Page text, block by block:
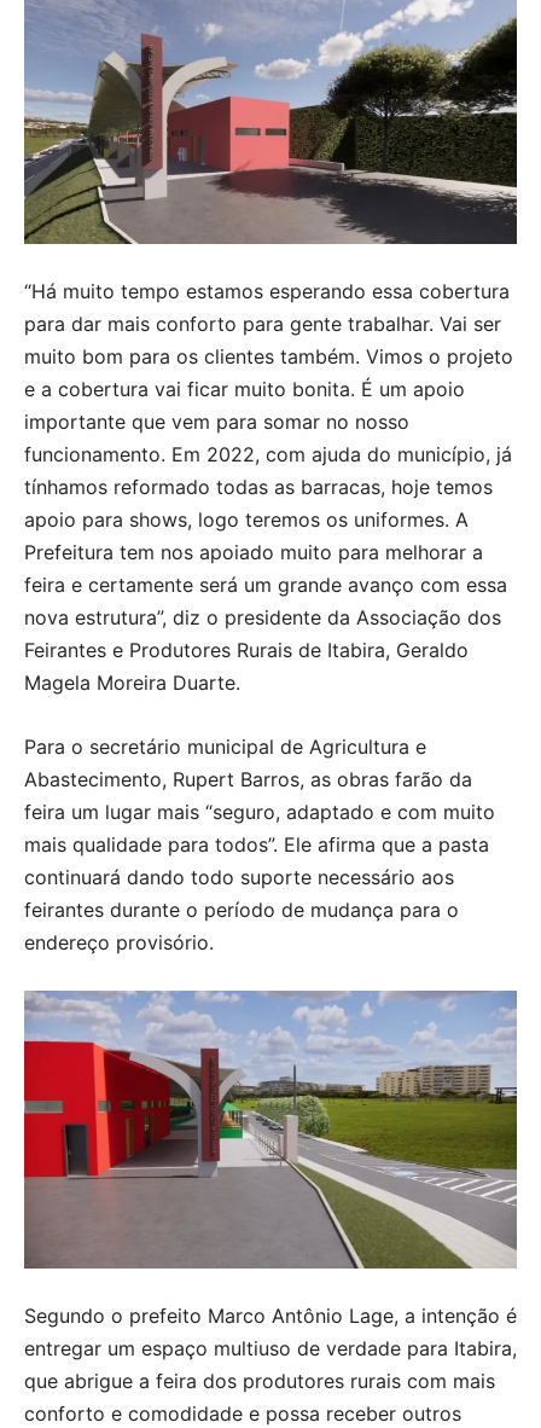
“Há muito tempo estamos esperando essa cobertura
para dar mais conforto para gente trabalhar. Vai ser
muito bom para os clientes também. Vimos o projeto
e a cobertura vai ficar muito bonita. É um apoio
importante que vem para somar no nosso
funcionamento. Em 2022, com ajuda do município, já
tínhamos reformado todas as barracas, hoje temos
apoio para shows, logo teremos os uniformes. A
Prefeitura tem nos apoiado muito para melhorar a
feira e certamente será um grande avanço com essa
nova estrutura”, diz o presidente da Associação dos
Feirantes e Produtores Rurais de Itabira, Geraldo
Magela Moreira Duarte.
Para o secretário municipal de Agricultura e
Abastecimento, Rupert Barros, as obras farão da
feira um lugar mais “seguro, adaptado e com muito
mais qualidade para todos”. Ele afirma que a pasta
continuará dando todo suporte necessário aos
feirantes durante o período de mudança para o
endereço provisório.
Segundo o prefeito Marco Antônio Lage, a intenção é
entregar um espaço multiuso de verdade para Itabira,
que abrigue a feira dos produtores rurais com mais
conforto e comodidade e possa receber outros